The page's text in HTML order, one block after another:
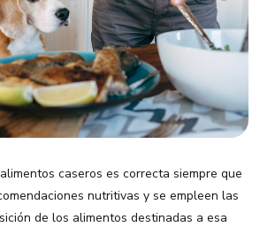
caseros es correcta siempre que
nutritivas y se empleen las
de los alimentos destinadas a esa